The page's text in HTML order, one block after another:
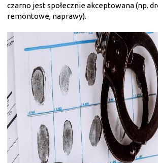
czarno jest społecznie akceptowana (np.
remontowe, naprawy).